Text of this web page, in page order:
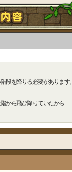
段を降りる必要があります。
から飛び降りていたから